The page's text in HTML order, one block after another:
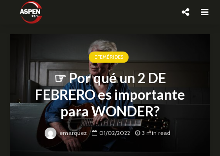
EFEMÉRIDES
☞ Por qué un 2 DE
FEBRERO es importante
para WONDER?
emarquez 01/02/2022 3 min read